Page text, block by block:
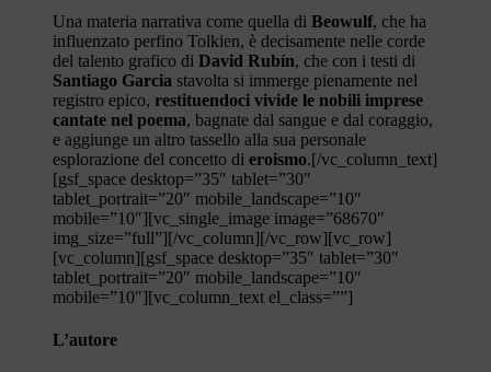
Una materia narrativa come quella di Beowulf, che ha
influenzato perfino Tolkien, è decisamente nelle corde
del talento grafico di David Rubín, che con i testi di
Santiago Garcia stavolta si immerge pienamente nel
registro epico, restituendoci vivide le nobili imprese
cantate nel poema, bagnate dal sangue e dal coraggio,
e aggiunge un altro tassello alla sua personale
esplorazione del concetto di eroismo.[/vc_column_text]
[gsf_space desktop=”35″ tablet=”30″
tablet_portrait=”20″ mobile_landscape=”10″
mobile=”10″][vc_single_image image=”68670″
img_size=”full”][/vc_column][/vc_row][vc_row]
[vc_column][gsf_space desktop=”35″ tablet=”30″
tablet_portrait=”20″ mobile_landscape=”10″
mobile=”10″][vc_column_text el_class=””]
L’autore